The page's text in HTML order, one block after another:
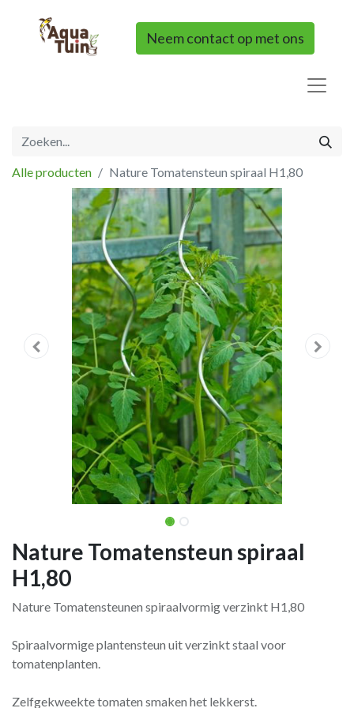
Neem contact op met ons
Alle producten Nature Tomatensteun spiraal H1,80
Nature Tomatensteun spiraal
H1,80
Nature Tomatensteunen spiraalvormig verzinkt H1,80
Spiraalvormige plantensteun uit verzinkt staal voor
tomatenplanten.
Zelfgekweekte tomaten smaken het lekkerst.